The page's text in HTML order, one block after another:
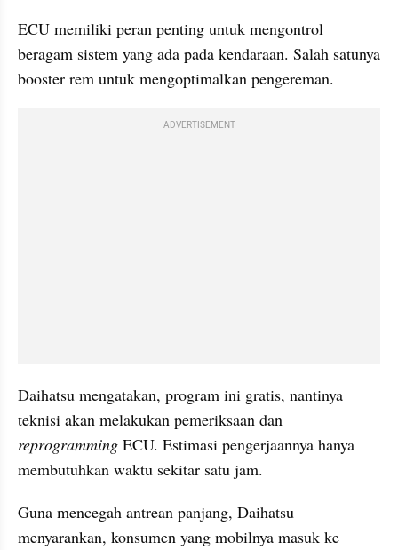
ECU memiliki peran penting untuk mengontrol
beragam sistem yang ada pada kendaraan. Salah satunya
booster rem untuk mengoptimalkan pengereman.
ADVERTISEMENT
Daihatsu mengatakan, program ini gratis, nantinya
reprogramming ECU. Estimasi pengerjaannya hanya
membutuhkan waktu sekitar satu jam.
Guna mencegah antrean panjang, Daihatsu
menyarankan, konsumen yang mobilnya masuk ke